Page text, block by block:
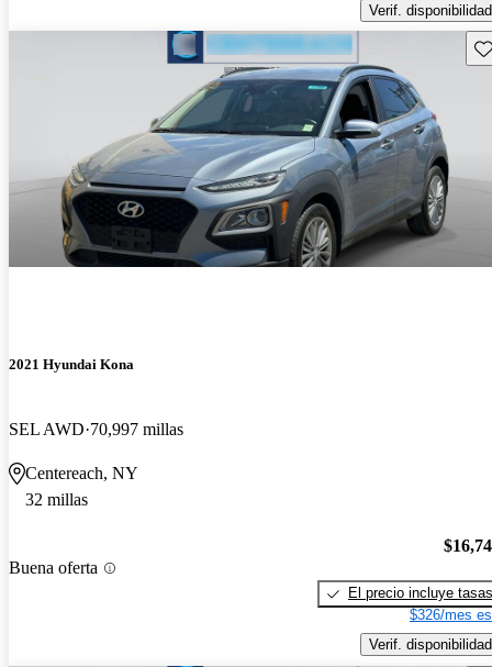
Verif. disponibilidad
2021 Hyundai Kona
SEL AWD 70,997 millas
Centereach, NY
32 millas
Buena oferta
El precio incluye tasas
$326/mes
Verif. disponibilidad